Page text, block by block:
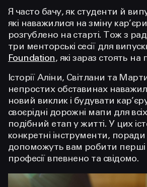
Я часто бачу, як студенти й
які наважилися на зміну
розгублено на старті. Тож з
три менторські сесії для
Foundation, які зараз стоять на
Історії Аліни, Світлани та
непростих обставинах
новий виклик і будувати
своєрідні дорожні мапи для
подібний етап у житті. У цих
конкретні інструменти, поради
допоможуть вам робити перші
професії впевнено та свідомо.